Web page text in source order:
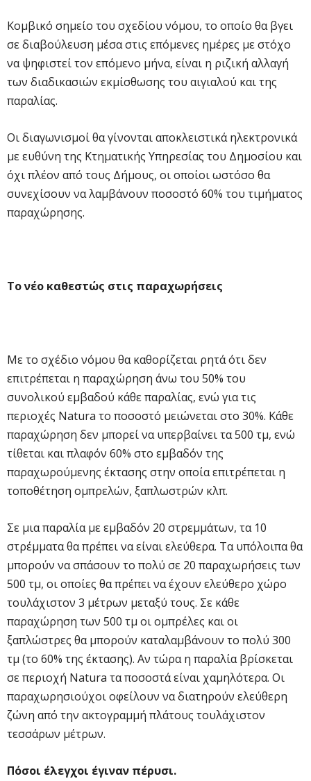
Κομβικό σημείο του σχεδίου νόμου, το οποίο θα βγει
σε διαβούλευση μέσα στις επόμενες ημέρες με στόχο
να ψηφιστεί τον επόμενο μήνα, είναι η ριζική αλλαγή
των διαδικασιών εκμίσθωσης του αιγιαλού και της
παραλίας.
Οι διαγωνισμοί θα γίνονται αποκλειστικά ηλεκτρονικά
με ευθύνη της Κτηματικής Υπηρεσίας του Δημοσίου και
όχι πλέον από τους Δήμους, οι οποίοι ωστόσο θα
συνεχίσουν να λαμβάνουν ποσοστό 60% του τιμήματος
παραχώρησης.
Το νέο καθεστώς στις παραχωρήσεις
Με το σχέδιο νόμου θα καθορίζεται ρητά ότι δεν
επιτρέπεται η παραχώρηση άνω του 50% του
συνολικού εμβαδού κάθε παραλίας, ενώ για τις
περιοχές Natura το ποσοστό μειώνεται στο 30%. Κάθε
παραχώρηση δεν μπορεί να υπερβαίνει τα 500 τμ, ενώ
τίθεται και πλαφόν 60% στο εμβαδόν της
παραχωρούμενης έκτασης στην οποία επιτρέπεται η
τοποθέτηση ομπρελών, ξαπλωστρών κλπ.
Σε μια παραλία με εμβαδόν 20 στρεμμάτων, τα 10
στρέμματα θα πρέπει να είναι ελεύθερα. Τα υπόλοιπα θα
μπορούν να σπάσουν το πολύ σε 20 παραχωρήσεις των
500 τμ, οι οποίες θα πρέπει να έχουν ελεύθερο χώρο
τουλάχιστον 3 μέτρων μεταξύ τους. Σε κάθε
παραχώρηση των 500 τμ οι ομπρέλες και οι
ξαπλώστρες θα μπορούν καταλαμβάνουν το πολύ 300
τμ (το 60% της έκτασης). Αν τώρα η παραλία βρίσκεται
σε περιοχή Natura τα ποσοστά είναι χαμηλότερα. Οι
παραχωρησιούχοι οφείλουν να διατηρούν ελεύθερη
ζώνη από την ακτογραμμή πλάτους τουλάχιστον
τεσσάρων μέτρων.
Πόσοι έλεγχοι έγιναν πέρυσι.